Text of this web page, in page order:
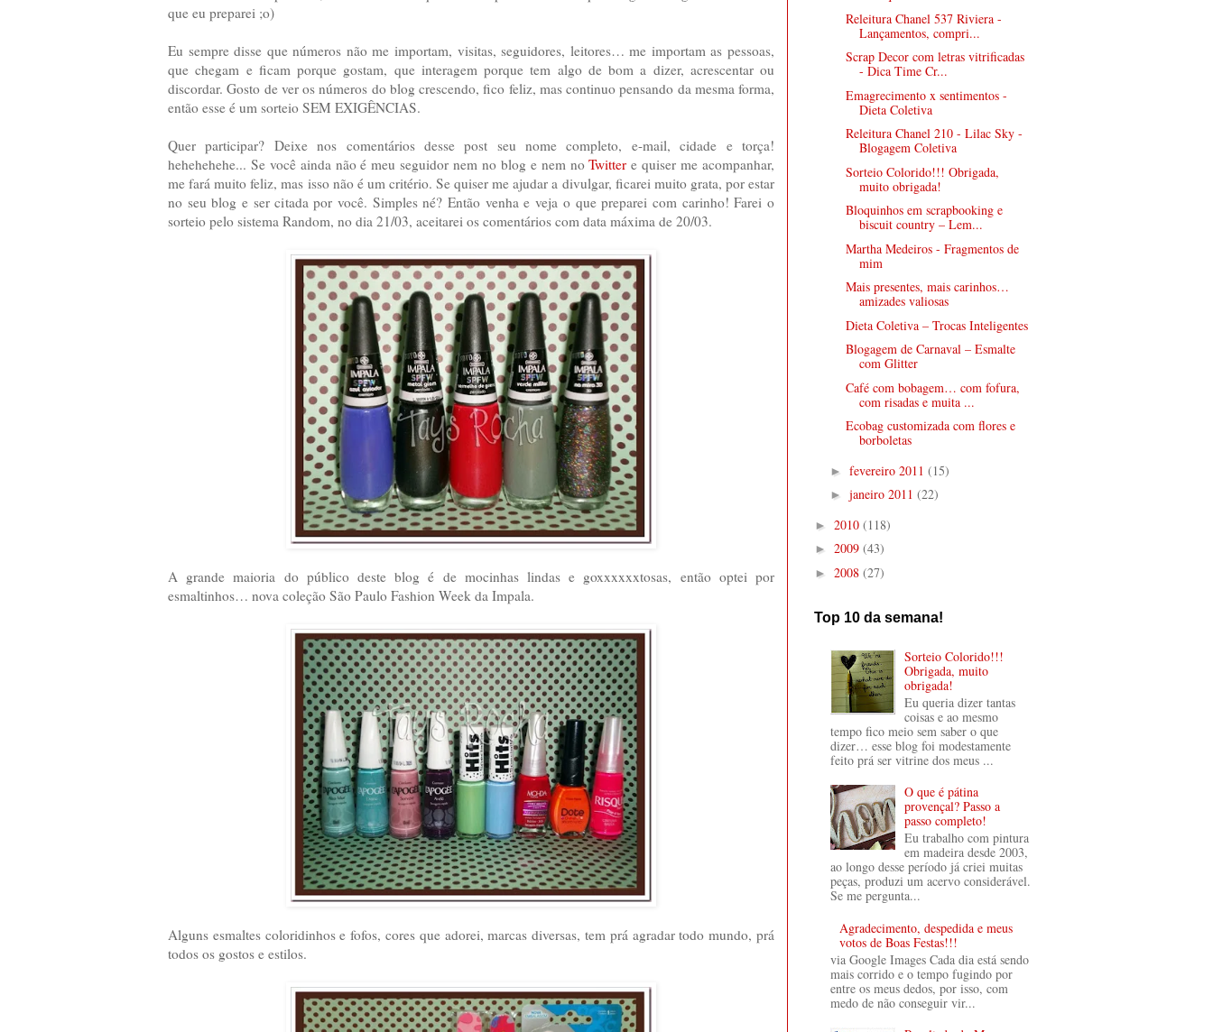
que eu preparei ;o)
Eu sempre disse que números não me importam, visitas, seguidores, leitores… me importam as pessoas,
que chegam e ficam porque gostam, que interagem porque tem algo de bom a dizer, acrescentar ou
discordar. Gosto de ver os números do blog crescendo, fico feliz, mas continuo pensando da mesma forma,
então esse é um sorteio SEM EXIGÊNCIAS.
Quer participar? Deixe nos comentários desse post seu nome completo, e-mail, cidade e torça!
hehehehehe... Se você ainda não é meu seguidor nem no blog e nem noTwitter e quiser me acompanhar,
me fará muito feliz, mas isso não é um critério. Se quiser me ajudar a divulgar, ficarei muito grata, por estar
no seu blog e ser citada por você. Simples né? Então venha e veja o que preparei com carinho! Farei o
sorteio pelo sistema Random, no dia 21/03, aceitarei os comentários com data máxima de 20/03.
A grande maioria do público deste blog é de mocinhas lindas e goxxxxxxtosas, então optei por
esmaltinhos… nova coleção São Paulo Fashion Week da Impala.
Alguns esmaltes coloridinhos e fofos, cores que adorei, marcas diversas, tem prá agradar todo mundo, prá
todos os gostos e estilos.
Releitura Chanel 537 Riviera -
Lançamentos, compri...
Scrap Decor com letras vitrificadas
- Dica Time Cr...
Emagrecimento x sentimentos -
Dieta Coletiva
Releitura Chanel 210 - Lilac Sky -
Blogagem Coletiva
Sorteio Colorido!!! Obrigada,
muito obrigada!
Bloquinhos em scrapbooking e
biscuit country – Lem...
Martha Medeiros - Fragmentos de
mim
Mais presentes, mais carinhos…
amizades valiosas
Dieta Coletiva – Trocas Inteligentes
Blogagem de Carnaval – Esmalte
com Glitter
Café com bobagem… com fofura,
com risadas e muita ...
Ecobag customizada com flores e
borboletas
► fevereiro 2011 (15)
► janeiro 2011 (22)
► 2010 (118)
► 2009 (43)
► 2008 (27)
Top 10 da semana!
Sorteio Colorido!!!
Obrigada, muito
obrigada!
Eu queria dizer tantas
coisas e ao mesmo
tempo fico meio sem saber o que
dizer… esse blog foi modestamente
feito prá ser vitrine dos meus ...
O que é pátina
provençal? Passo a
passo completo!
Eu trabalho com pintura
em madeira desde 2003,
ao longo desse período já criei muitas
peças, produzi um acervo considerável.
Se me pergunta...
Agradecimento, despedida e meus
votos de Boas Festas!!!
via Google Images Cada dia está sendo
mais corrido e o tempo fugindo por
entre os meus dedos, por isso, com
medo de não conseguir vir...